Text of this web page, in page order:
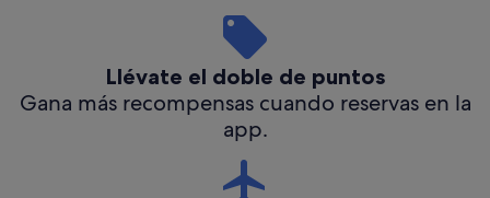
Llévate el doble de puntos
Gana más recompensas cuando reservas en la
app.